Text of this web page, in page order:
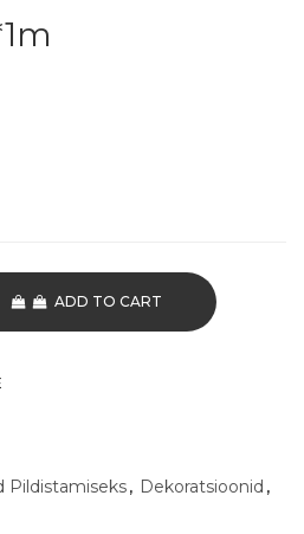
ADD TO CART
Pildistamiseks, Dekoratsioonid ,